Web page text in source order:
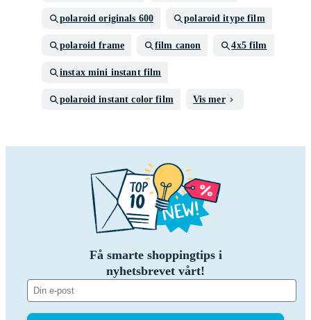
polaroid originals 600 polaroid itype film
polaroid frame film canon 4x5 film
instax mini instant film
polaroid instant color film Vis mer
Få smarte shoppingtips i
nyhetsbrevet vårt!